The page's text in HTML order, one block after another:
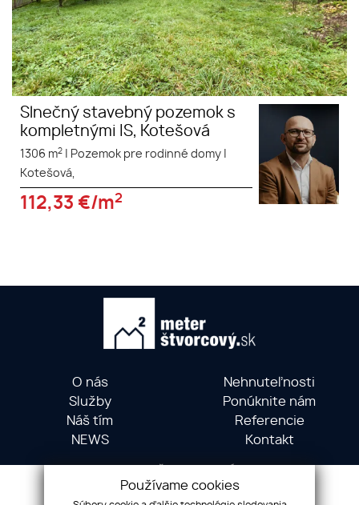
Slnečný stavebný pozemok s
kompletnými IS, Kotešová
1306 m2 Pozemok pre rodinné domy
Kotešová,
112,33 €/m2
O nás
Služby
Náš tím
NEWS
Nehnuteľnosti
Ponúknite nám
Referencie
Kontakt
Hollého 5, 01001 Žilina
Používame cookies